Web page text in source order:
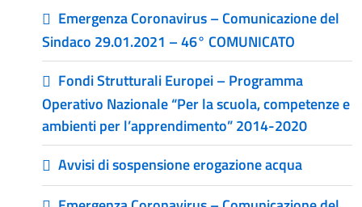
Emergenza Coronavirus – Comunicazione del
Sindaco 29.01.2021 – 46° COMUNICATO
Fondi Strutturali Europei – Programma
Operativo Nazionale “Per la scuola, competenze e
ambienti per l’apprendimento” 2014-2020
Avvisi di sospensione erogazione acqua